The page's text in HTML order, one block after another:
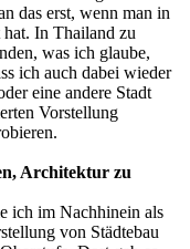
das erst, wenn man in
hat. In Thailand zu
was ich glaube,
ich auch dabei wieder
eine andere Stadt
Vorstellung
Architektur zu
ich im Nachhinein als
von Städtebau